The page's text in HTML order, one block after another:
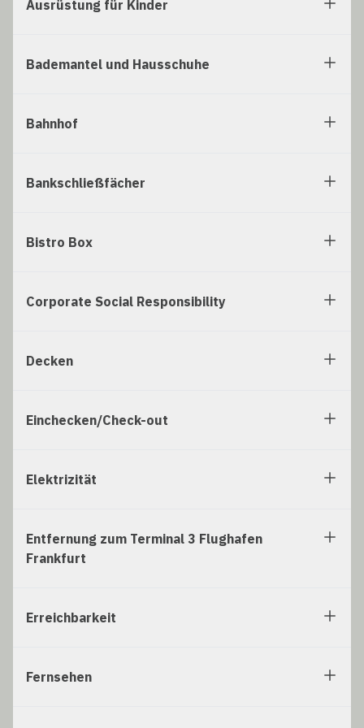
Ausrüstung für Kinder
Bademantel und Hausschuhe
Bahnhof
Bankschließfächer
Bistro Box
Corporate Social Responsibility
Decken
Einchecken/Check-out
Elektrizität
Entfernung zum Terminal 3 Flughafen
Frankfurt
Erreichbarkeit
Fernsehen